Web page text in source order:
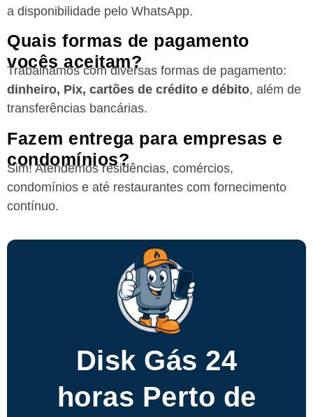
a disponibilidade pelo WhatsApp.
Quais formas de pagamento
vocês aceitam?
Trabalhamos com diversas formas de pagamento:
dinheiro, Pix, cartões de crédito e débito, além de
transferências bancárias.
Fazem entrega para empresas e
condomínios?
Sim! Atendemos residências, comércios,
condomínios e até restaurantes com fornecimento
contínuo.
Disk Gás 24
horas Perto de